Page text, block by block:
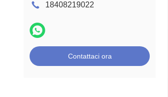
18408219022
Contattaci ora